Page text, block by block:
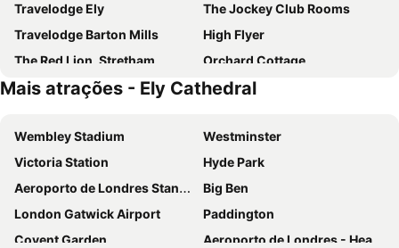
Travelodge Ely
The Jockey Club Rooms
Travelodge Barton Mills
High Flyer
The Red Lion, Stretham
Orchard Cottage
Narrowboat Puzzle
Mais atrações - Ely Cathedral
Wembley Stadium
Westminster
Victoria Station
Hyde Park
Aeroporto de Londres Stansted
Big Ben
London Gatwick Airport
Paddington
Covent Garden
Aeroporto de Londres - Heathrow